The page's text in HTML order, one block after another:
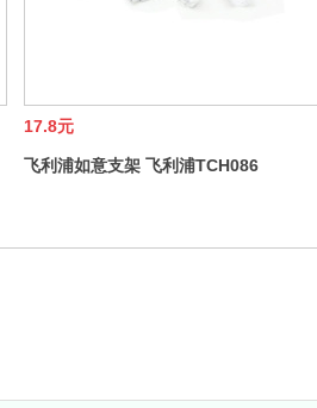
17.8元
飞利浦如意支架 飞利浦TCH086